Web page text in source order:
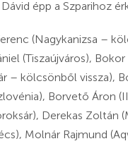
épp a Szparihoz
(Nagykanizsa –
(Tiszaújváros),
– kölcsönből vissza),
Borvető Áron
Derekas Zoltán
Molnár Rajmund